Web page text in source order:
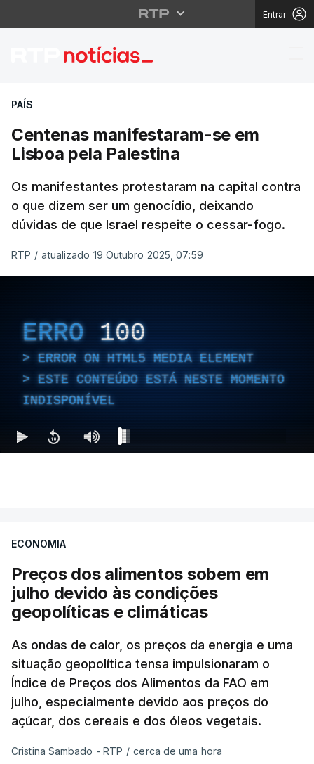
Entrar
Centenas
PAÍS
Centenas manifestaram-se em
Lisboa pela Palestina
Os manifestantes protestaram na capital contra
o que dizem ser um genocídio, deixando
dúvidas de que Israel respeite o cessar-fogo.
RTP / atualizado 19 Outubro 2025, 07:59
ERRO 100
ERROR ON HTML5 MEDIA ELEMENT
ESTE CONTEÚDO ESTÁ NESTE MOMENTO
INDISPONÍVEL
ECONOMIA
Preços dos alimentos sobem em
julho devido às condições
geopolíticas e climáticas
As ondas de calor, os preços da energia e uma
situação geopolítica tensa impulsionaram o
Índice de Preços dos Alimentos da FAO em
julho, especialmente devido aos preços do
açúcar, dos cereais e dos óleos vegetais.
Cristina Sambado - RTP / cerca de uma hora